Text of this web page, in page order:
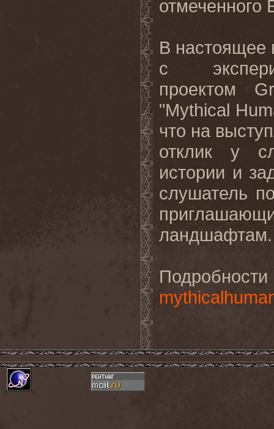
В настоящее
с
проектом
"Mythical
что на
отклик у
истории и
слушатель
ландшафтам.